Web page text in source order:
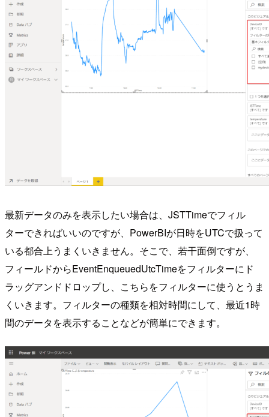
最新データのみを表示したい場合は、JSTTimeでフィル
ターできればいいのですが、PowerBIが日時をUTCで扱って
いる都合上うまくいきません。そこで、若干面倒ですが、
フィールドからEventEnqueuedUtcTimeをフィルターにド
ラッグアンドドロップし、こちらをフィルターに使うとうま
くいきます。フィルターの種類を相対時間にして、最近1時
間のデータを表示することなどが簡単にできます。